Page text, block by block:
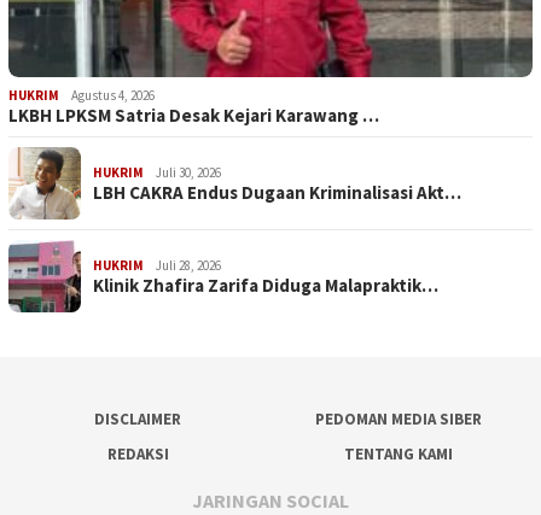
HUKRIM Agustus 4, 2026
LKBH LPKSM Satria Desak Kejari Karawang …
HUKRIM Juli 30, 2026
LBH CAKRA Endus Dugaan Kriminalisasi Akt…
HUKRIM Juli 28, 2026
Klinik Zhafira Zarifa Diduga Malapraktik…
DISCLAIMER
PEDOMAN MEDIA SIBER
REDAKSI
TENTANG KAMI
JARINGAN SOCIAL